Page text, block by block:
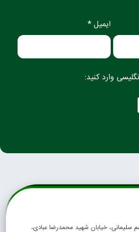
ایمیل *
وارد کنید:
سلیمانی، خیابان شهید محمدرضا عبادی،